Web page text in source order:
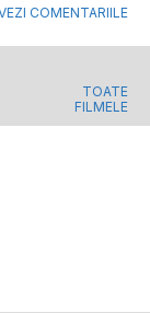
COMENTARIILE
TOATE
FILMELE